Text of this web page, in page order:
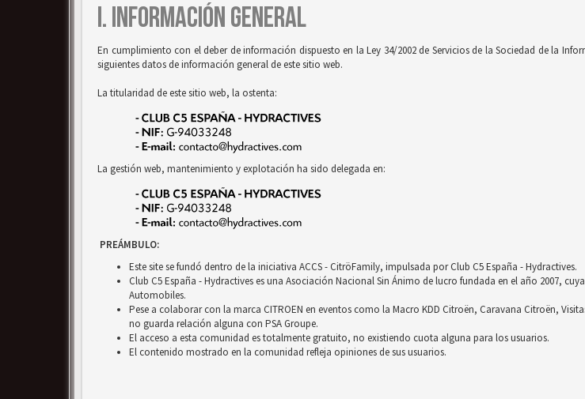
I. INFORMACIÓN GENERAL
En cumplimiento con el deber de información dispuesto en la Ley 34/2002 de Servicios de la Sociedad de la
siguientes datos de información general de este sitio web.
La titularidad de este sitio web, la ostenta:
La gestión web, mantenimiento y explotación ha sido delegada en:
PREÁMBULO:
Este site se fundó dentro de la iniciativa ACCS - CitröFamily, impulsada por Club C5 España - Hydractives.
Club C5 España - Hydractives es una Asociación Nacional Sin Ánimo de lucro fundada en el año 2007,
Automobiles.
Pese a colaborar con la marca CITROEN en eventos como la Macro KDD Citroën, Caravana Citroën,
no guarda relación alguna con PSA Groupe.
El acceso a esta comunidad es totalmente gratuito, no existiendo cuota alguna para los usuarios.
El contenido mostrado en la comunidad refleja opiniones de sus usuarios.